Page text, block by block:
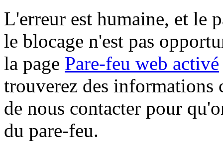
L'erreur est humaine, et le
le blocage n'est pas
la page Pare-feu web activé
trouverez des informations
de nous contacter pour
du pare-feu.